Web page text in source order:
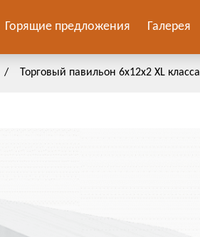
Горящие предложения Галерея
/ Торговый павильон 6х12х2 ХL класса